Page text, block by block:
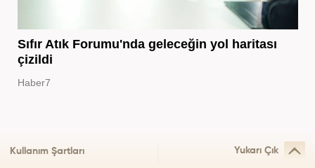
Sıfır Atık Forumu'nda geleceğin yol haritası
çizildi
Haber7
Kullanım Şartları Yukarı Çık